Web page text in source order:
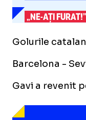
„NE-AȚIFURAT!”
Golurile
Barcelona -
Gavi a revenit